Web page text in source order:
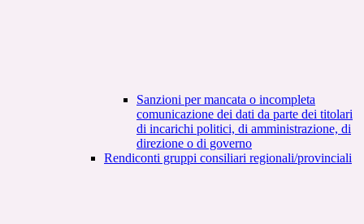
Sanzioni per mancata o incompleta
comunicazione dei dati da parte dei titolari
di incarichi politici, di amministrazione, di
direzione o di governo
Rendiconti gruppi consiliari regionali/provinciali